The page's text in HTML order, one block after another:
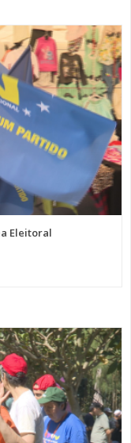
Eleitoral